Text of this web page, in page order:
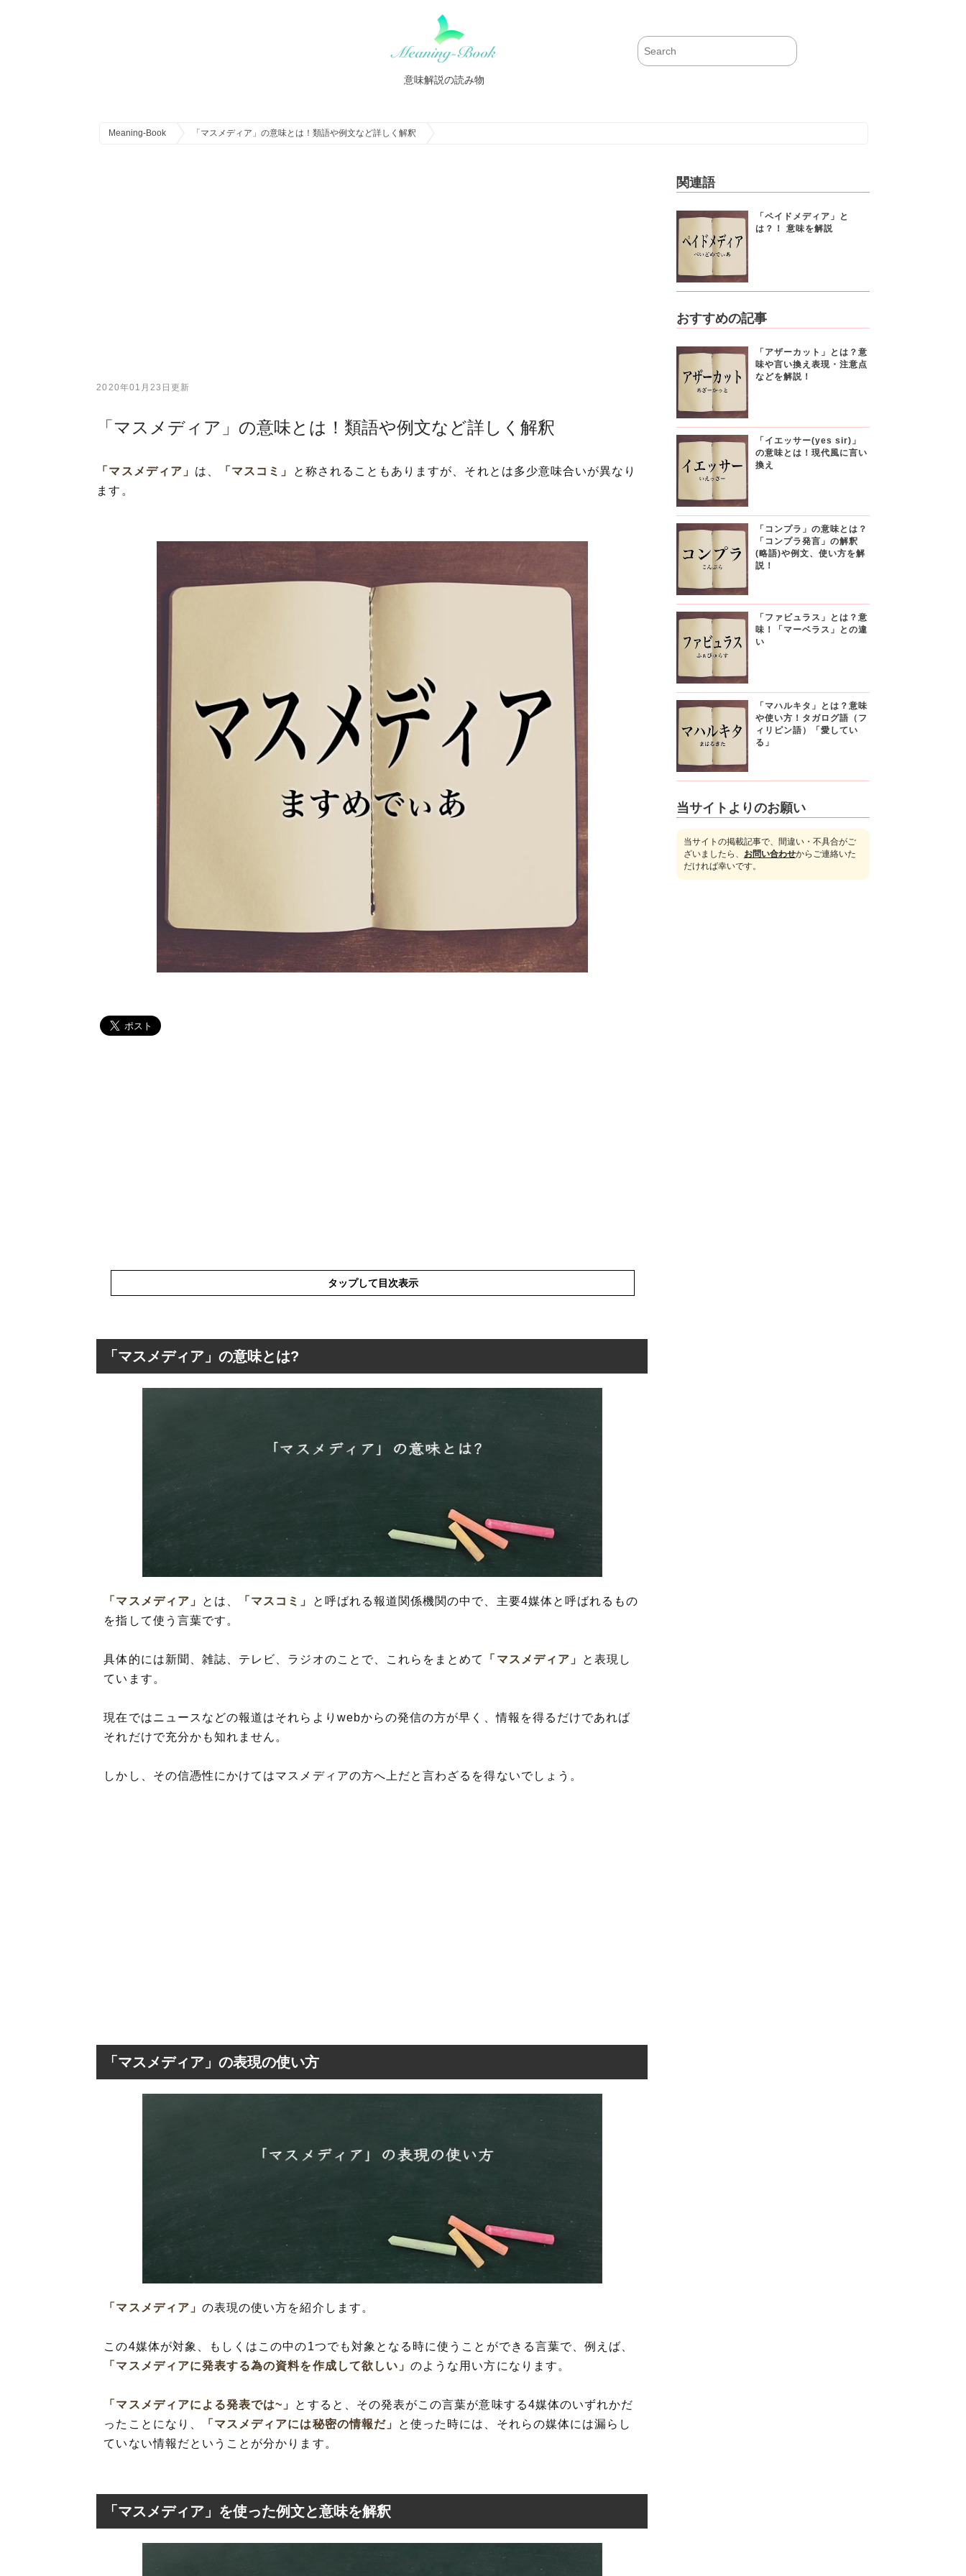
意味解説の読み物
Meaning-Book 「マスメディア」の意味とは！類語や例文など詳しく解釈
2020年01月23日更新
「マスメディア」の意味とは！類語や例文など詳しく解釈
「マスメディア」 は、 「マスコミ」
と称されることもありますが、それとは多少意味合いが異なり
ます。
タップして目次表示
「マスメディア」の表現の使い方
「マスメディア」の類語や類義語
「マスメディア」の意味とは?
「マスメディア」 とは、 「マスコミ」
と呼ばれる報道関係機関の中で、主要4媒体と呼ばれるもの
を指して使う言葉です。
具体的には新聞、雑誌、テレビ、ラジオのことで、これらをまとめて 「マスメディア」
と表現し
ています。
現在ではニュースなどの報道はそれらよりwebからの発信の方が早く、情報を得るだけであれば
それだけで充分かも知れません。
しかし、その信憑性にかけてはマスメディアの方へ上だと言わざるを得ないでしょう。
「マスメディア」の表現の使い方
「マスメディア」 の表現の使い方を紹介します。
この4媒体が対象、もしくはこの中の1つでも対象となる時に使うことができる言葉で、例えば、
「マスメディアに発表する為の資料を作成して欲しい」のような用い方になります。
「マスメディアによる発表では~」 とすると、その発表がこの言葉が意味する4媒体のいずれかだ
ったことになり、
「マスメディアには秘密の情報だ」
と使った時には、それらの媒体には漏らし
ていない情報だということが分かります。
「マスメディア」を使った例文と意味を解釈
関連語
「ペイドメディア」と
は？！ 意味を解説
おすすめの記事
「アザーカット」とは？意
味や言い換え表現・注意点
などを解説！
「イエッサー(yes sir)」
の意味とは！現代風に言い
換え
「コンプラ」の意味とは？
「コンプラ発言」の解釈
(略語)や例文、使い方を解
説！
「ファビュラス」とは？意
味！「マーベラス」との違
い
「マハルキタ」とは？意味
や使い方！タガログ語（フ
ィリピン語）「愛してい
る」
当サイトよりのお願い
当サイトの掲載記事で、間違い・不具合がご
ざいましたら、 お問い合わせからご連絡いた
だければ幸いです。